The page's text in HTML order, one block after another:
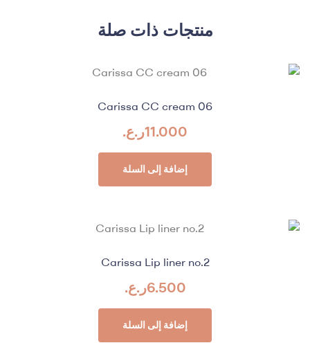
منتجات ذات صلة
Carissa CC cream 06
11.000ر.ع.
إضافة إلى السلة
Carissa Lip liner no.2
6.500ر.ع.
إضافة إلى السلة